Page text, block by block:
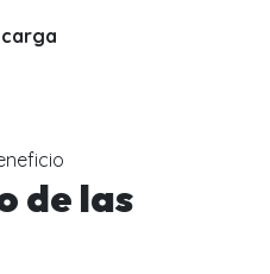
de las